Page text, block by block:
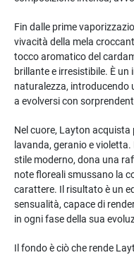
Fin dalle prime
vivacità della mela
tocco aromatico del
brillante e irresistibile. È
naturalezza, introducendo
a evolversi con
Nel cuore, Layton
lavanda, geranio e
stile moderno, dona una
note floreali smussano la
carattere. Il risultato è un
sensualità, capace di
in ogni fase della sua
Il fondo è ciò che rende